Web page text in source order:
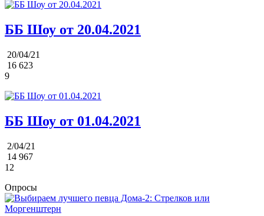
ББ Шоу от 20.04.2021
20/04/21
16 623
9
ББ Шоу от 01.04.2021
2/04/21
14 967
12
Опросы